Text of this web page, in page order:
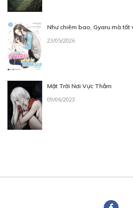
Như chiêm bao, Gyaru mà tốt
23/05/2026
Mặt Trời Nơi Vực Thẳm
09/06/2023